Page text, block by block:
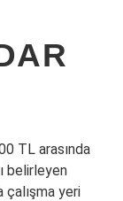
TL arasında
belirleyen
çalışma yeri